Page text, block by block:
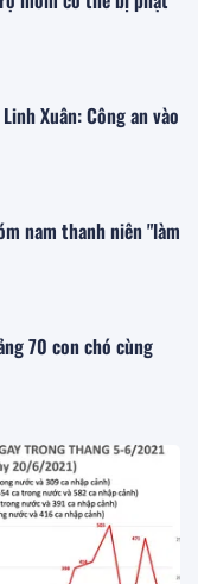
Xuân: Công an vào
nam thanh niên "làm
70 con chó cùng